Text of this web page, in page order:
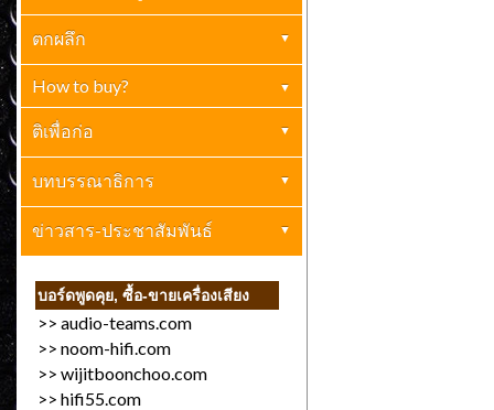
ชวนเล่น ชวนดู ชวนฟัง
ตกผลึก
ตกผลึก (4)
How to buy?
เครื่องเสียงบ้าน
ปกิณกะ(0)
ติเพื่อก่อ
เครื่องเสียงทั่วไป
การตลาด (ขายให้เป็น)(2)
บทบรรณาธิการ
อ.ไมตรี ทรัพย์เอนกสันติ
ข่าวสาร-ประชาสัมพันธ์
ข่าวประกาศทั่วไป(13)
งานเครื่องเสียง(9)
บอร์ดพูดคุย, ซื้อ-ขายเครื่องเสียง
>> audio-teams.com
>> noom-hifi.com
>> wijitboonchoo.com
>> hifi55.com